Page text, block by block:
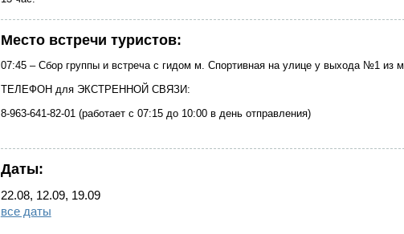
Место встречи туристов:
07:45 – Сбор группы и встреча с гидом м. Спортивная на улице у выхода №1 из
ТЕЛЕФОН для ЭКСТРЕННОЙ СВЯЗИ:
8-963-641-82-01 (работает с 07:15 до 10:00 в день отправления)
Даты:
22.08, 12.09, 19.09
все даты